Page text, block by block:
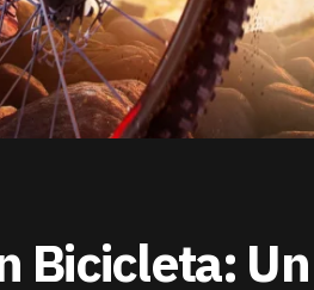
Bicicleta: Un